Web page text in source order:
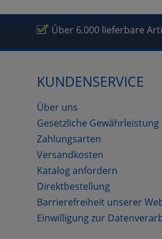
Über 6.000 lieferbare
KUNDENSERVICE
Über uns
Gesetzliche Gewährleistung
Zahlungsarten
Versandkosten
Katalog anfordern
Direktbestellung
Barrierefreiheit unserer
Einwilligung zur